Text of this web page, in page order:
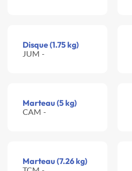
Disque (1.75 kg)
JUM -
Marteau (5 kg)
CAM -
Marteau (7.26 kg)